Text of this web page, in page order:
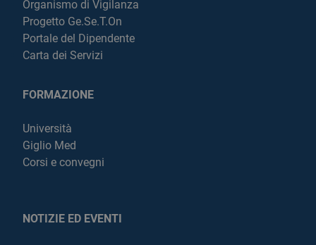
Organismo di Vigilanza
Progetto Ge.Se.T.On
Portale del Dipendente
Carta dei Servizi
FORMAZIONE
Università
Giglio Med
Corsi e convegni
NOTIZIE ED EVENTI